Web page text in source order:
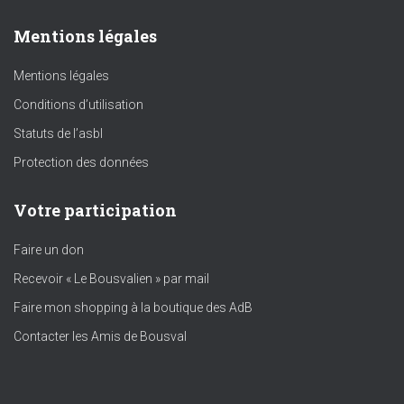
Mentions légales
Mentions légales
Conditions d’utilisation
Statuts de l’asbl
Protection des données
Votre participation
Faire un don
Recevoir « Le Bousvalien » par mail
Faire mon shopping à la boutique des AdB
Contacter les Amis de Bousval